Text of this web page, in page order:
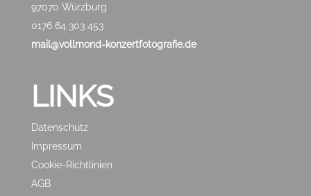
97070 Würzburg
0176 64 303 453
mail@vollmond-konzertfotografie.de
LINKS
Datenschutz
Impressum
Cookie-Richtlinien
AGB